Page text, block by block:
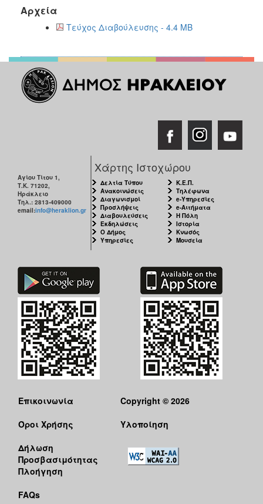
Αρχεία
Τεύχος Διαβούλευσης - 4.4 MB
Αγίου Τίτου 1,
Τ.Κ. 71202,
Ηράκλειο
Τηλ.: 2813-409000
email:info@heraklion.gr
Χάρτης Ιστοχώρου
Δελτία Τύπου
Ανακοινώσεις
Διαγωνισμοί
Προσλήψεις
Διαβουλεύσεις
Εκδηλώσεις
Ο Δήμος
Υπηρεσίες
Κ.Ε.Π.
Τηλέφωνα
e-Υπηρεσίες
e-Αιτήματα
Η Πόλη
Ιστορία
Κνωσός
Μουσεία
Επικοινωνία
Όροι Χρήσης
Δήλωση
Προσβασιμότητας
Πλοήγηση
FAQs
Copyright © 2026
Υλοποίηση